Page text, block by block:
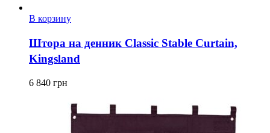
В корзину
Штора на денник Classic Stable Curtain,
Kingsland
6 840 грн